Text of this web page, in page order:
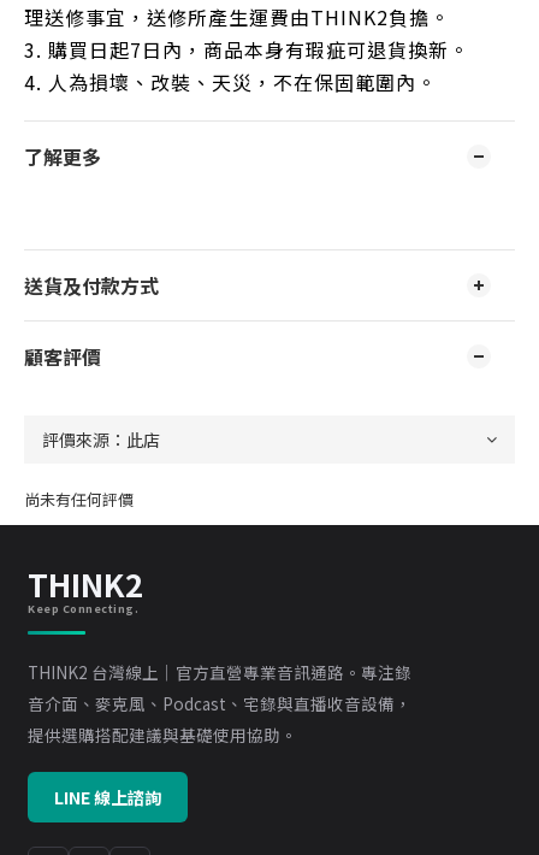
理送修事宜，送修所產生運費由THINK2負擔。
3. 購買日起7日內，商品本身有瑕疵可退貨換新。
4. 人為損壞、改裝、天災，不在保固範圍內。
了解更多
送貨及付款方式
顧客評價
尚未有任何評價
THINK2
Keep Connecting.
THINK2 台灣線上｜官方直營專業音訊通路。專注錄
音介面、麥克風、Podcast、宅錄與直播收音設備，
提供選購搭配建議與基礎使用協助。
LINE 線上諮詢